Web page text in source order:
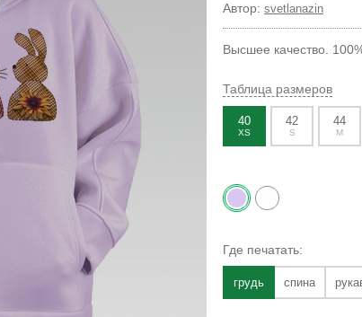
Автор: svetlanazin
Высшее качество.
Таблица размеров
40
XS
42
S
44
M
Где печатать:
грудь спина